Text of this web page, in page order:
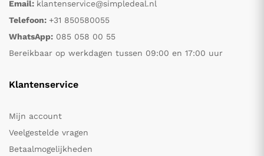
Email: klantenservice@simpledeal.nl
Telefoon: +31 850580055
WhatsApp: 085 058 00 55
Bereikbaar op werkdagen tussen 09:00 en 17:00 uur
Klantenservice
Mijn account
Veelgestelde vragen
Betaalmogelijkheden